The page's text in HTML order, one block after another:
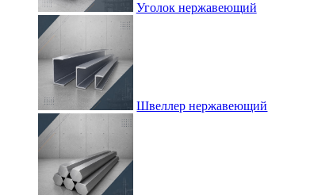
Уголок нержавеющий
Швеллер нержавеющий